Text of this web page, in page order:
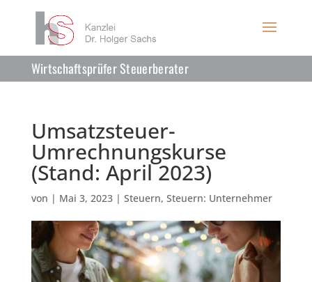
Wirtschaftsprüfer Steuerberater
Umsatzsteuer-
Umrechnungskurse
(Stand: April 2023)
von | Mai 3, 2023| Steuern, Steuern: Unternehmer